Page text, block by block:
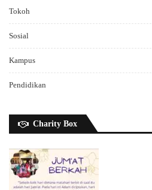
Tokoh
Sosial
Kampus
Pendidikan
Charity Box